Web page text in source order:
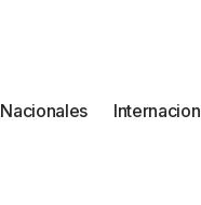
Nacionales